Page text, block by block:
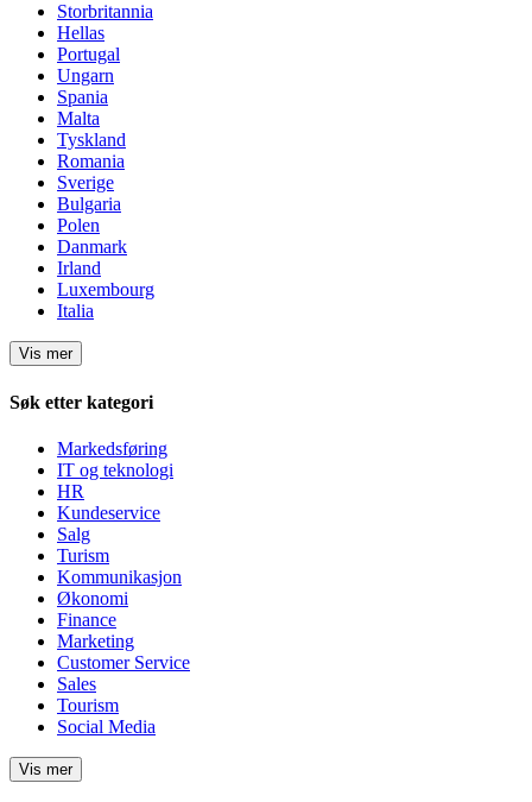
Storbritannia
Hellas
Portugal
Ungarn
Spania
Malta
Tyskland
Romania
Sverige
Bulgaria
Polen
Danmark
Irland
Luxembourg
Italia
Vis mer
Søk etter kategori
Markedsføring
IT og teknologi
HR
Kundeservice
Salg
Turism
Kommunikasjon
Økonomi
Finance
Marketing
Customer Service
Sales
Tourism
Social Media
Vis mer